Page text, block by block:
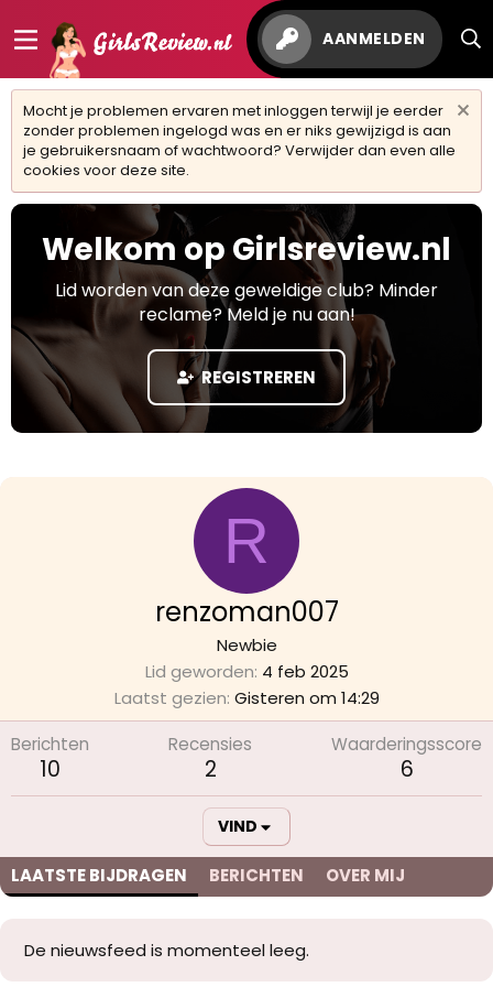
AANMELDEN
Mocht je problemen ervaren met inloggen terwijl je eerder
zonder problemen ingelogd was en er niks gewijzigd is aan
je gebruikersnaam of wachtwoord? Verwijder dan even alle
cookies voor deze site.
Welkom op Girlsreview.nl
Lid worden van deze geweldige club? Minder
reclame? Meld je nu aan!
REGISTREREN
R
renzoman007
Newbie
Lid geworden 4 feb 2025
Laatst gezien Gisteren om 14:29
Berichten
10
Recensies
2
Waarderingsscore
6
VIND
LAATSTE BIJDRAGEN BERICHTEN OVER MIJ
De nieuwsfeed is momenteel leeg.